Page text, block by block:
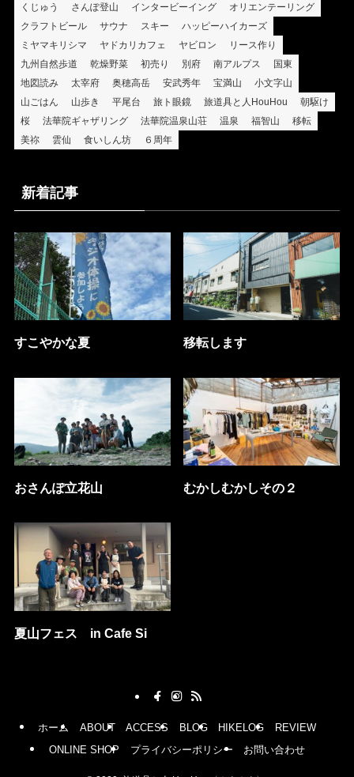
くじゅう
さんぽ登山 インタービーイング
オリエンテーリング
クラフトビール
サウナ スキー
ハッピーハイカーズ
ミヤマキリシマ
ヤドカリカフェ ヤビロン
リース作り
九州自然歩道
乾燥野菜 初売り 別府 南アルプス
国東
地図読み
太宰府 奥穂高岳 安武秀年 宝満山
小文字山
山ごはん
山歩き 平尾台 旅ト眼鏡 旅道具と人HouHou
朝駆け
桜
法華院ギャザリング 法華院温泉山荘 温泉 福智山
移転
美祢
雲仙 食いしん坊 ６周年
新着記事
すこやかな夏 移転します
おさんぽ立花山 むかしむかしその２
夏山フェス in Cafe Si
ホーム ABOUT ACCESS BLOG HIKELOG
REVIEW
ONLINE SHOP
プライバシーポリシー お問い合わせ